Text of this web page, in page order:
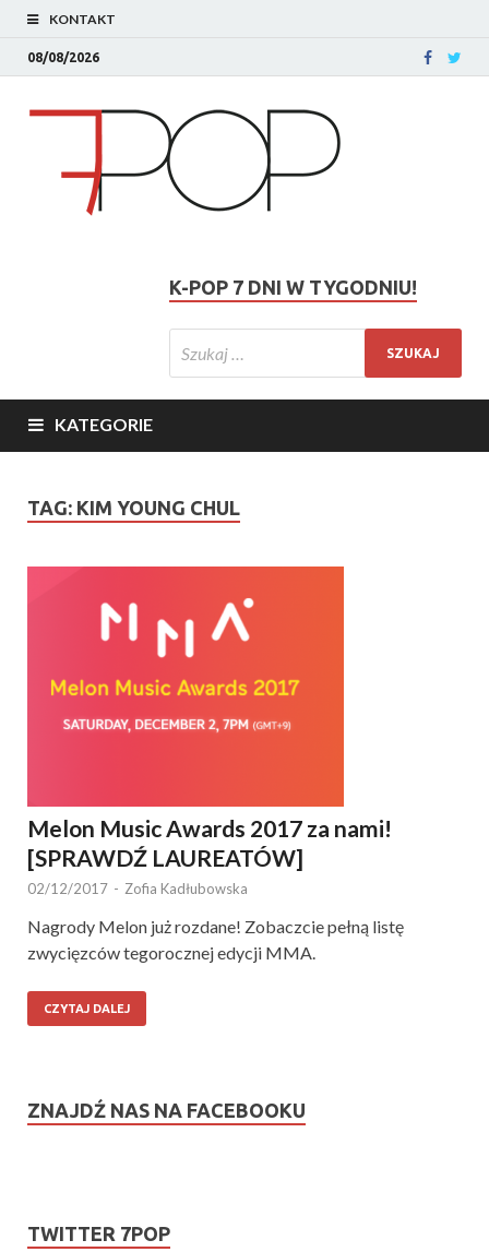
KONTAKT
08/08/2026
K-POP 7 DNI W TYGODNIU!
KATEGORIE
TAG: KIM YOUNG CHUL
Melon Music Awards 2017 za nami!
[SPRAWDŹ LAUREATÓW]
02/12/2017 - Zofia Kadłubowska
Nagrody Melon już rozdane! Zobaczcie pełną listę
zwycięzców tegorocznej edycji MMA.
CZYTAJ DALEJ
ZNAJDŹ NAS NA FACEBOOKU
TWITTER 7POP